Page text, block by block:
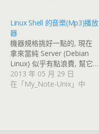
Linux Shell 的音樂(Mp3)播放
器
機器規格挑好一點的, 現在
拿來當純 Server (Debian
Linux) 似乎有點浪費, 幫它…
2013 年 05 月 29 日
在「My_Note-Unix」中